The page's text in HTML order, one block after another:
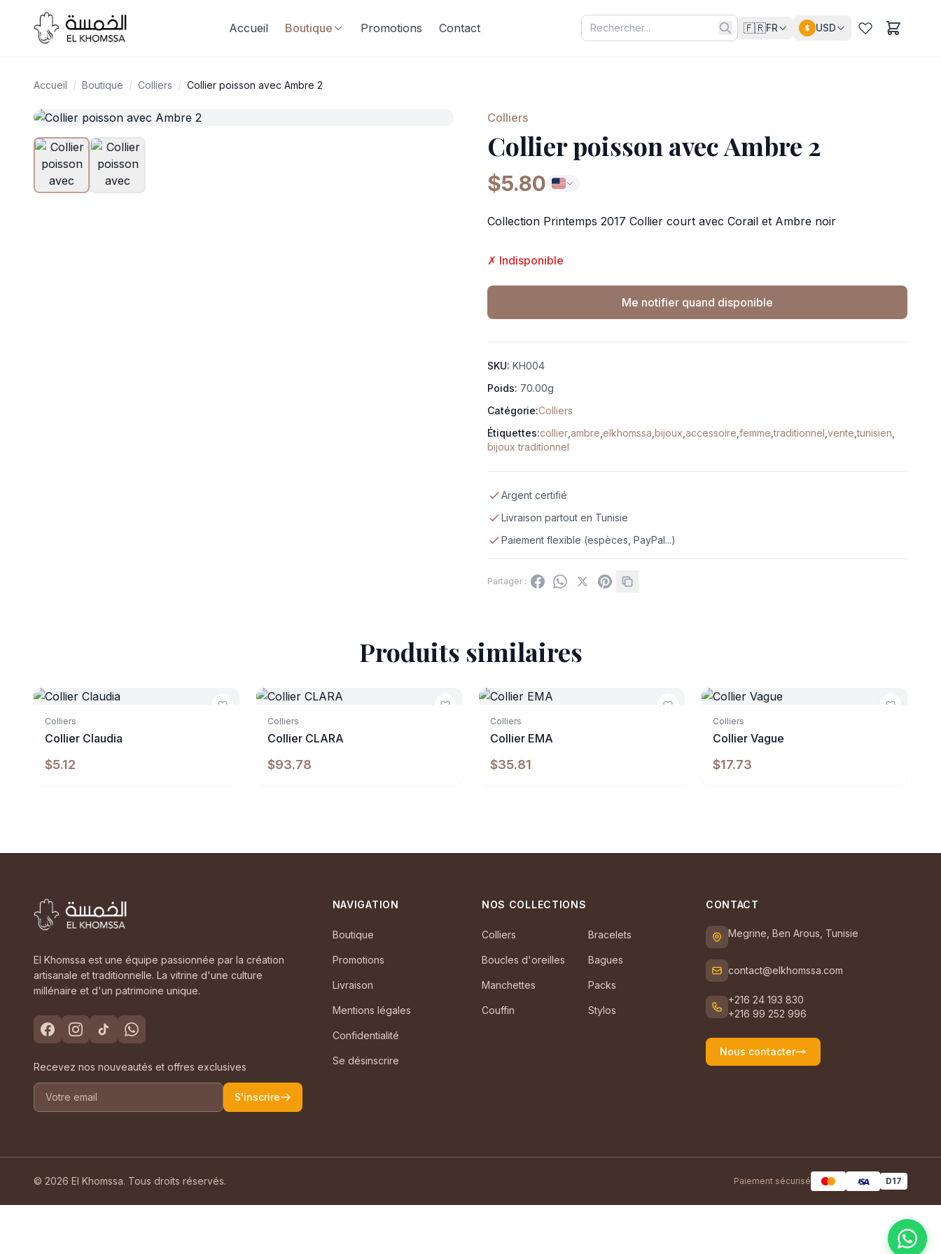
Accueil Boutique Promotions Contact 🇫🇷FR $ USD
Accueil / Boutique / Colliers / Collier poisson avec Ambre 2
Colliers
Collier poisson avec Ambre 2
$5.80
Collection Printemps 2017 Collier court avec Corail et Ambre noir
✗ Indisponible
Me notifier quand disponible
SKU: KH004
Poids: 70.00g
Catégorie:Colliers
Étiquettes:collier ambre elkhomssa bijoux accessoire femme ,traditionnel vente ,tunisien
bijoux traditionnel
Argent certifié
Livraison partout en Tunisie
Paiement flexible (espèces, PayPal...)
Partager :
Produits similaires
Colliers
Collier Claudia
$5.12
Colliers
Collier CLARA
$93.78
Colliers
Collier EMA
$35.81
Colliers
Collier Vague
$17.73
El Khomssa est une équipe passionnée par la création
artisanale et traditionnelle. La vitrine d'une culture
millénaire et d'un patrimoine unique.
Recevez nos nouveautés et offres exclusives
S'inscrire
NAVIGATION
Boutique
Promotions
Livraison
Mentions légales
Confidentialité
Se désinscrire
NOS COLLECTIONS
Colliers Bracelets
Boucles d'oreilles Bagues
Manchettes Packs
Couffin Stylos
CONTACT
Megrine, Ben Arous, Tunisie
contact@elkhomssa.com
+216 24 193 830
+216 99 252 996
Nous contacter
© 2026 El Khomssa. Tous droits réservés. Paiement sécurisé D17